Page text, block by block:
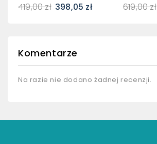
419,00 zł 398,05 zł 619,00 zł
Komentarze
Na razie nie dodano żadnej recenzji.